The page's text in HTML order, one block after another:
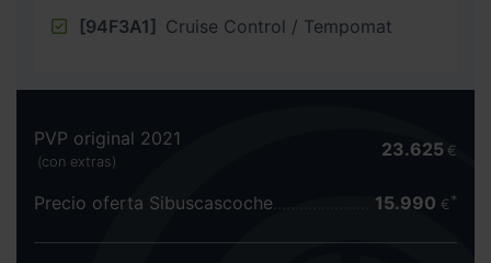
[94F3A1] Cruise Control / Tempomat
PVP original 2021
(con extras)
23.625 €
Precio oferta Sibuscascoche 15.990 €